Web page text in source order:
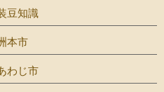
豆知識
本市
わじ市